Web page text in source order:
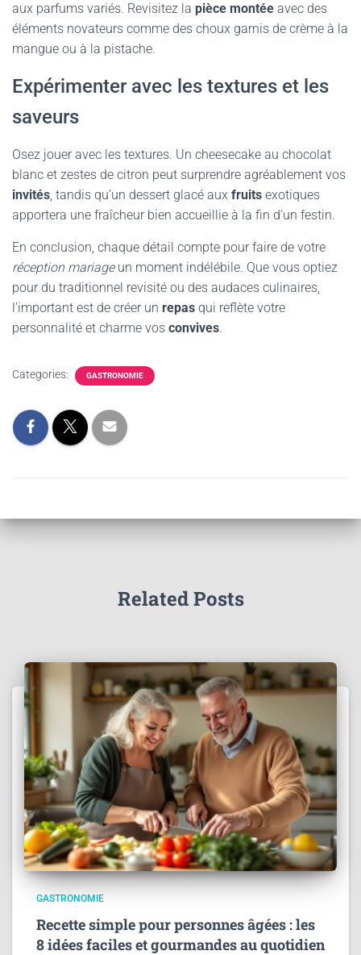
aux parfums variés. Revisitez la pièce montée avec des
éléments novateurs comme des choux garnis de crème à la
mangue ou à la pistache.
Expérimenter avec les textures et les
saveurs
Osez jouer avec les textures. Un cheesecake au chocolat
blanc et zestes de citron peut surprendre agréablement vos
invités, tandis qu’un dessert glacé aux fruits exotiques
apportera une fraîcheur bien accueillie à la fin d’un festin.
En conclusion, chaque détail compte pour faire de votre
réception mariageun moment indélébile. Que vous optiez
pour du traditionnel revisité ou des audaces culinaires,
l’important est de créer un repas qui reflète votre
personnalité et charme vos convives.
Categories: GASTRONOMIE
Related Posts
GASTRONOMIE
Recette simple pour personnes âgées : les
8 idées faciles et gourmandes au quotidien